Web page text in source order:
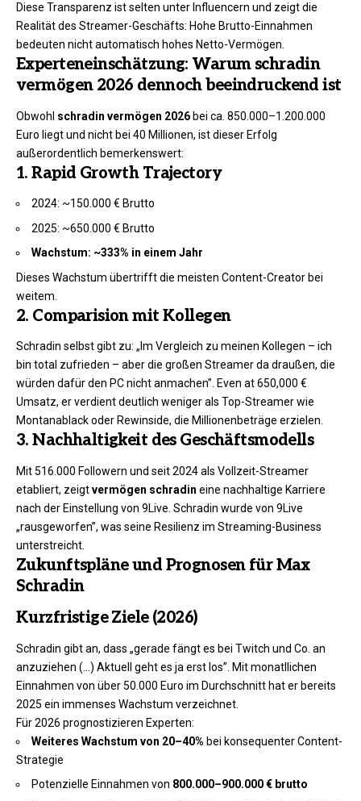
Diese Transparenz ist selten unter Influencern und zeigt die
Realität des Streamer-Geschäfts: Hohe Brutto-Einnahmen
bedeuten nicht automatisch hohes Netto-Vermögen.
Experteneinschätzung: Warum schradin
vermögen 2026 dennoch beeindruckend ist
Obwohl schradin vermögen 2026 bei ca. 850.000–1.200.000
Euro liegt und nicht bei 40 Millionen, ist dieser Erfolg
außerordentlich bemerkenswert:
1. Rapid Growth Trajectory
2024: ~150.000 € Brutto
2025: ~650.000 € Brutto
Wachstum: ~333% in einem Jahr
Dieses Wachstum übertrifft die meisten Content-Creator bei
weitem.
2. Comparision mit Kollegen
Schradin selbst gibt zu: „Im Vergleich zu meinen Kollegen – ich
bin total zufrieden – aber die großen Streamer da draußen, die
würden dafür den PC nicht anmachen”. Even at 650,000 €
Umsatz, er verdient deutlich weniger als Top-Streamer wie
Montanablack oder Rewinside, die Millionenbeträge erzielen.
3. Nachhaltigkeit des Geschäftsmodells
Mit 516.000 Followern und seit 2024 als Vollzeit-Streamer
etabliert, zeigtvermögen schradin eine nachhaltige Karriere
nach der Einstellung von 9Live. Schradin wurde von 9Live
„rausgeworfen”, was seine Resilienz im Streaming-Business
unterstreicht.
Zukunftspläne und Prognosen für Max
Schradin
Kurzfristige Ziele (2026)
Schradin gibt an, dass „gerade fängt es bei Twitch und Co. an
anzuziehen (…) Aktuell geht es ja erst los”. Mit monatllichen
Einnahmen von über 50.000 Euro im Durchschnitt hat er bereits
2025 ein immenses Wachstum verzeichnet.
Für 2026 prognostizieren Experten:
Weiteres Wachstum von 20–40% bei konsequenter Content-
Strategie
Potenzielle Einnahmen von 800.000–900.000 € brutto